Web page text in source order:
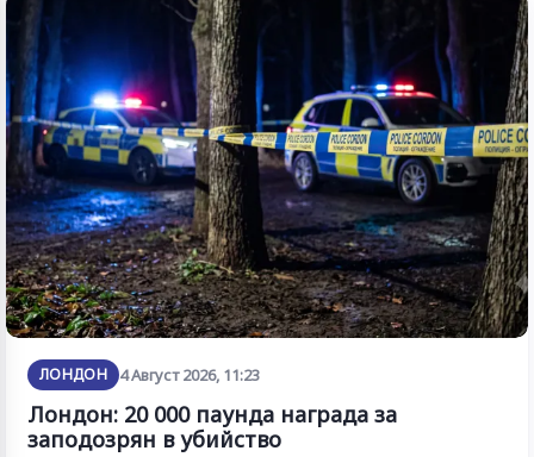
ЛОНДОН 4 Август 2026, 11:23
Лондон: 20 000 паунда награда за
заподозрян в убийство